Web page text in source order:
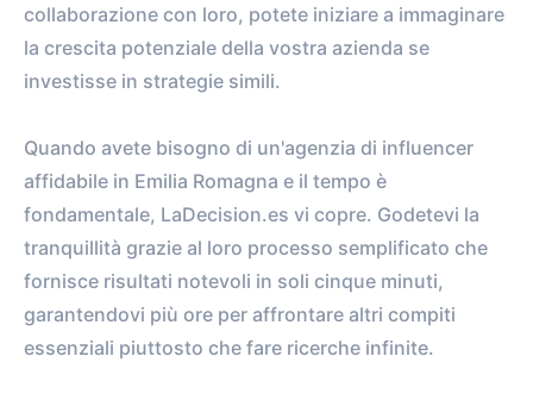
collaborazione con loro, potete iniziare a immaginare
la crescita potenziale della vostra azienda se
investisse in strategie simili.
Quando avete bisogno di un'agenzia di influencer
affidabile in Emilia Romagna e il tempo è
fondamentale, LaDecision.es vi copre. Godetevi la
tranquillità grazie al loro processo semplificato che
fornisce risultati notevoli in soli cinque minuti,
garantendovi più ore per affrontare altri compiti
essenziali piuttosto che fare ricerche infinite.